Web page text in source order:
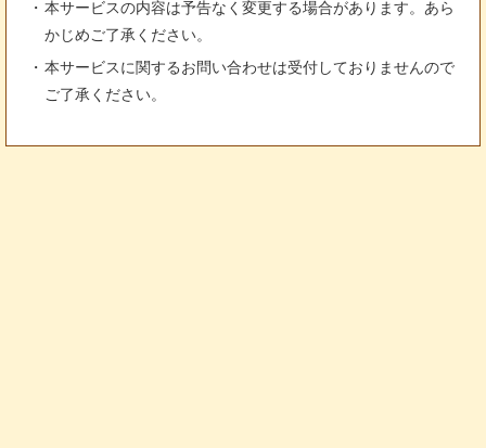
本サービスの内容は予告なく変更する場合があります。あら
かじめご了承ください。
本サービスに関するお問い合わせは受付しておりませんので
ご了承ください。